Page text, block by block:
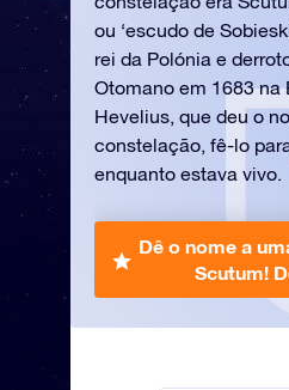
ou ‘escudo de
rei da Polónia e
Otomano em 1683 na
Hevelius, que deu o
constelação, fê-lo
enquanto estava vivo.
Dê o nome a
Scutum!